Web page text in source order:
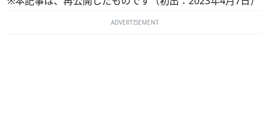
ADVERTISEMENT